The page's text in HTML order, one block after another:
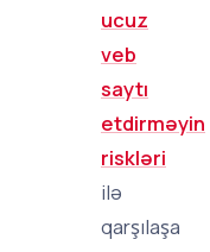
ucuz
veb
saytı
etdirməyin
riskləri
ilə
qarşılaşa